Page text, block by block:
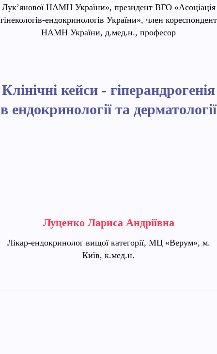
Лук’янової НАМН України», президент ВГО «Асоціація
гінекологів-ендокринологів України», член кореспондент
НАМН України, д.мед.н., професор
Клінічні кейси - гіперандрогенія
в ендокринології та дерматології
Луценко Лариса Андріївна
Лікар-ендокринолог вищої категорії, МЦ «Верум», м.
Київ, к.мед.н.